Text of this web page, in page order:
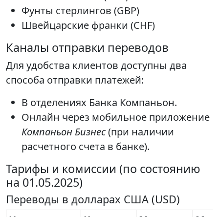
Фунты стерлингов (GBP)
Швейцарские франки (CHF)
Каналы отправки переводов
Для удобства клиентов доступны два
способа отправки платежей:
В отделениях Банка Компаньон.
Онлайн через мобильное приложение
Компаньон Бизнес(при наличии
расчетного счета в банке).
Тарифы и комиссии (по состоянию
на 01.05.2025)
Переводы в долларах США (USD)